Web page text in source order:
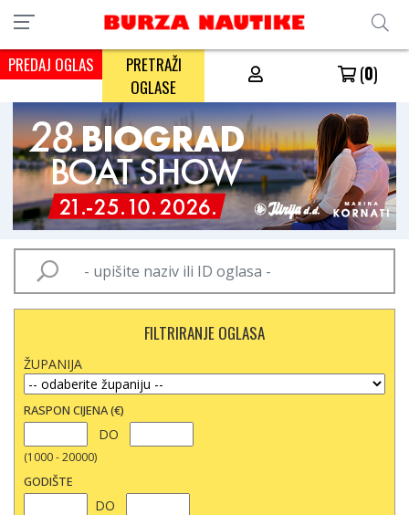
PREDAJ OGLAS
PRETRAŽI
OGLASE
(0)
FILTRIRANJE OGLASA
ŽUPANIJA
RASPON CIJENA (€)
DO
(1000 - 20000)
GODIŠTE
DO